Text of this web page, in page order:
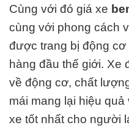
Cùng với đó giá xe
cùng với phong cách
được trang bị động cơ
hàng đầu thế giới. Xe
về động cơ, chất
mái mang lại hiệu
xe tốt nhất cho người